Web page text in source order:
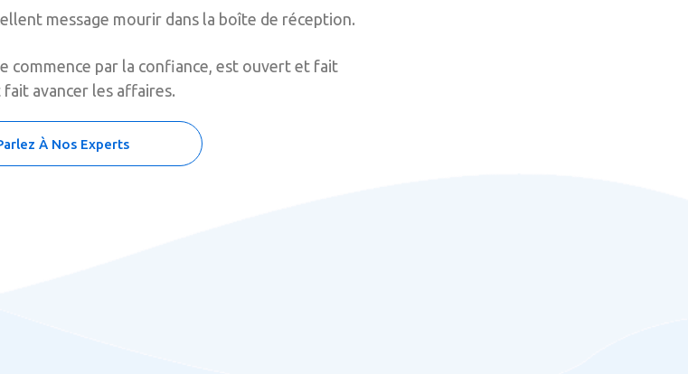
message mourir dans la boîte de réception.
commence par la confiance, est ouvert et fait
fait avancer les affaires.
À Nos Experts